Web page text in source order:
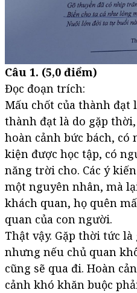
Câu 1. (5,0 điểm)
Đọc đoạn trích:
Mấu chốt của thành đạt
thành đạt là do gặp
hoàn cảnh bức bách, có
kiện được học tập, có
năng trời cho. Các ý
một nguyên nhân, mà
khách quan, họ quên
quan của con người.
Thật vậy. Gặp thời tức là
nhưng nếu chủ quan
cũng sẽ qua đi. Hoàn
cảnh khó khăn buộc